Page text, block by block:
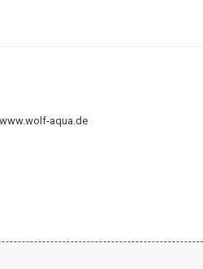
aqua.de